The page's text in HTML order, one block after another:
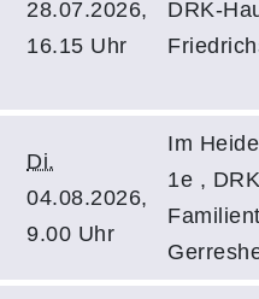
28.07.2026,
16.15 Uhr
DRK-
Di.
04.08.2026,
9.00 Uhr
Im
1e ,